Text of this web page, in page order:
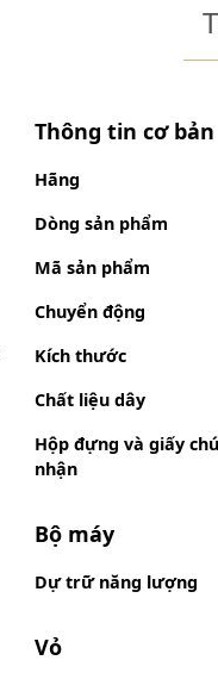
Thông tin cơ bản
Hãng
Dòng sản phẩm
Mã sản phẩm
Chuyển động
Kích thước
Chất liệu dây
Hộp đựng và giấy
nhận
Bộ máy
Dự trữ năng lượng
Vỏ